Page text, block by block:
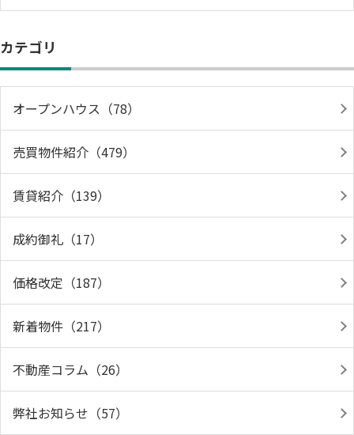
カテゴリ
オープンハウス（78）
売買物件紹介（479）
賃貸紹介（139）
成約御礼（17）
価格改定（187）
新着物件（217）
不動産コラム（26）
弊社お知らせ（57）